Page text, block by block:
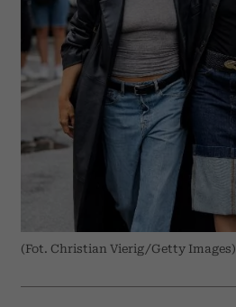
(Fot. Christian Vierig/Getty Images)